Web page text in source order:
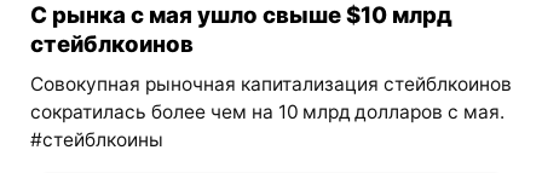
С рынка с мая ушло свыше $10 млрд
стейблкоинов
Совокупная рыночная капитализация стейблкоинов
сократилась более чем на 10 млрд долларов с мая.
#стейблкоины